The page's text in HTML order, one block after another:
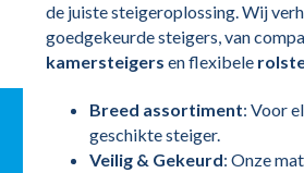
de juiste steigeroplossing. Wij
goedgekeurde steigers, van
kamersteigers en flexibele
Breed assortiment: Voor
geschikte steiger.
Veilig & Gekeurd: Onze